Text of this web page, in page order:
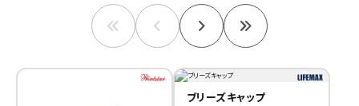
ブリーズキャップ